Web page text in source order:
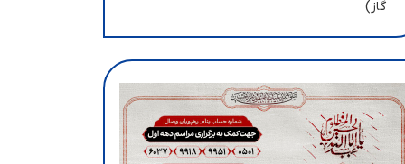
گاز)